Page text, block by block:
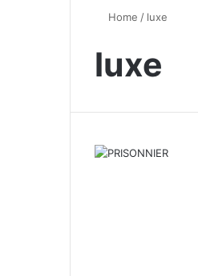
Home / luxe
luxe